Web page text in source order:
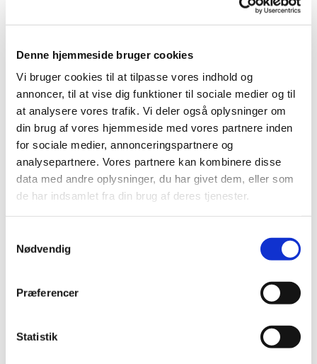
Denne hjemmeside bruger cookies
Vi bruger cookies til at tilpasse vores indhold og
annoncer, til at vise dig funktioner til sociale medier og til
at analysere vores trafik. Vi deler også oplysninger om
din brug af vores hjemmeside med vores partnere inden
for sociale medier, annonceringspartnere og
analysepartnere. Vores partnere kan kombinere disse
data med andre oplysninger, du har givet dem, eller som
de har indsamlet fra din brug af deres tjenester.
Nødvendig
Præferencer
Statistik
Fredag 1. januar 2027, kl. 16:00
Du vil måske også kunne lide...